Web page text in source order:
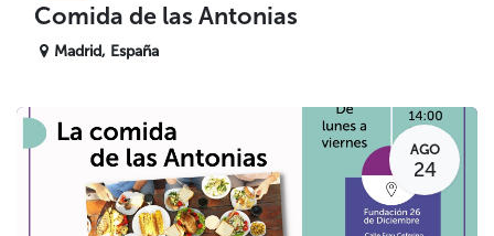
Comida de las Antonias
Madrid, España
AGO
24